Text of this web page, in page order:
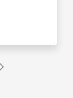
Successiva »